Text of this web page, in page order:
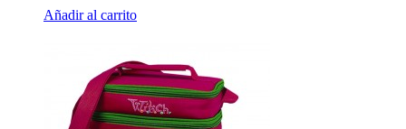
Añadir al carrito